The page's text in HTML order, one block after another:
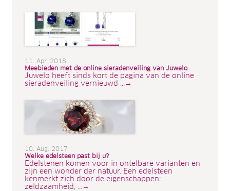
11. Apr. 2018
Meebieden met de online sieradenveiling van Juwelo
Juwelo heeft sinds kort de pagina van de online
sieradenveiling vernieuwd ...→
10. Aug. 2017
Welke edelsteen past bij u?
Edelstenen komen voor in ontelbare varianten en
zijn een wonder der natuur. Een edelsteen
kenmerkt zich door de eigenschappen:
zeldzaamheid, ...→